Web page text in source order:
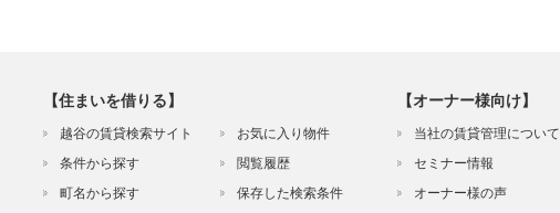
【住まいを借りる】
越谷の賃貸検索サイト
条件から探す
町名から探す
お気に入り物件
閲覧履歴
保存した検索条件
【オーナー様向け】
当社の賃貸管理について
セミナー情報
オーナー様の声